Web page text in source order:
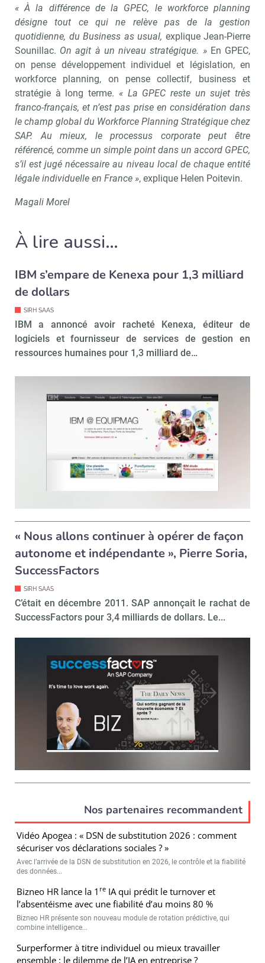
« À la différence de la GPEC, le workforce planning
désigne tout ce qui ne relève pas de la gestion
quotidienne, du Business as usual, explique Jean-Pierre
Sounillac. On agit à un niveau stratégique. »En GPEC,
on pense développement individuel et législation, en
workforce planning, on pense collectif, business et
stratégie à long terme. « La GPEC reste un sujet très
franco-français, et n’est pas prise en considération dans
le champ global du Workforce Planning Stratégique chez
SAP. Au mieux, le processus corporate peut être
référencé, comme un simple point dans un accord GPEC,
s’il est jugé nécessaire au niveau local de chaque entité
légale individuelle en France », explique Helen Poitevin.
Magali Morel
À lire aussi…
IBM s’empare de Kenexa pour 1,3 milliard
de dollars
SIRH SAAS
IBM a annoncé avoir racheté Kenexa, éditeur de
logiciels et fournisseur de services de gestion en
ressources humaines pour 1,3 milliard de…
« Nous allons continuer à opérer de façon
autonome et indépendante », Pierre Soria,
SuccessFactors
SIRH SAAS
C’était en décembre 2011. SAP annonçait le rachat de
SuccessFactors pour 3,4 milliards de dollars. Le...
Nos partenaires recommandent
Vidéo Apogea : « DSN de substitution 2026 : comment
sécuriser vos déclarations sociales ? »
Avec l’arrivée de la DSN de substitution en 2026, le contrôle et la fiabilité
des données...
Bizneo HR lance la 1 re IA qui prédit le turnover et
l’absentéisme avec une fiabilité d’au moins 80 %
Bizneo HR présente son nouveau module de rotation prédictive, qui
combine intelligence...
Surperformer à titre individuel ou mieux travailler
ensemble : le dilemme de l’IA en entreprise ?
Valider
Non merci, je reçois déjà
!
Je déciderai plus
tard